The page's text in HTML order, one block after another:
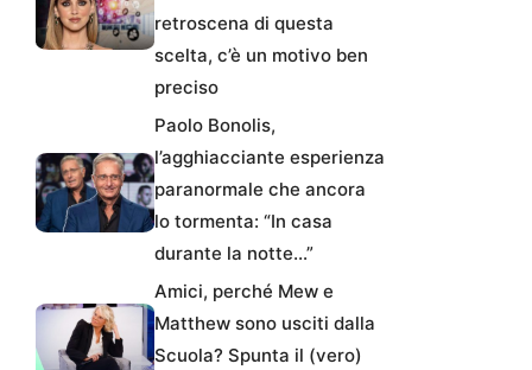
retroscena di questa
scelta, c’è un motivo ben
preciso
Paolo Bonolis,
l’agghiacciante esperienza
paranormale che ancora
lo tormenta: “In casa
durante la notte…”
Amici, perché Mew e
Matthew sono usciti dalla
Scuola? Spunta il (vero)